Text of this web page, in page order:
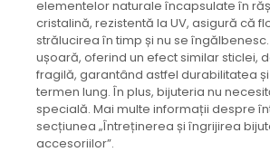
Prosop de bucătărie "NU-hârtie"
Suport pentru tacâmuri de călătorie
Sac reutilizabil pentru fructe și
legume
Card cadou
Accesorii tricotate
elementelor naturale încapsulate în
cristalină, rezistentă la UV, asigură că
strălucirea în timp și nu se
ușoară, oferind un efect similar sticlei,
fragilă, garantând astfel durabilitatea
termen lung. În plus, bijuteria nu
specială. Mai multe informații despre
secțiunea „Întreținerea și îngrijirea
accesoriilor”.